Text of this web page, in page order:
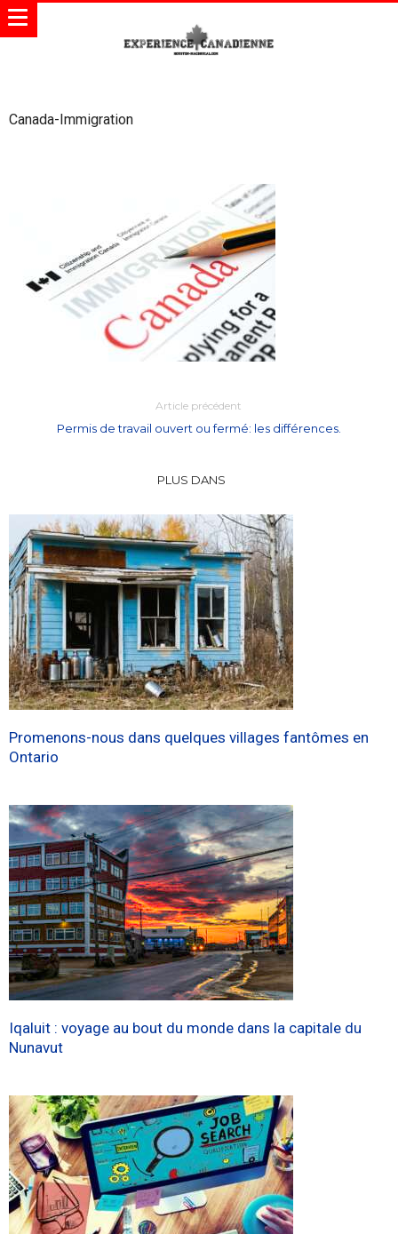
Canada-Immigration
Article précédent
Permis de travail ouvert ou fermé: les différences.
PLUS DANS
Promenons-nous dans quelques villages fantômes en
Ontario
Iqaluit : voyage au bout du monde dans la capitale du
Nunavut